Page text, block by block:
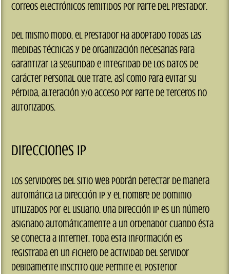
correos electrónicos remitidos por parte del prestador.
Del mismo modo, el prestador ha adoptado todas las
medidas técnicas y de organización necesarias para
garantizar la seguridad e integridad de los datos de
carácter personal que trate, así como para evitar su
pérdida, alteración y/o acceso por parte de terceros no
autorizados.
Direcciones IP
Los servidores del sitio web podrán detectar de manera
automática la dirección IP y el nombre de dominio
utilizados por el usuario. Una dirección IP es un número
asignado automáticamente a un ordenador cuando ésta
se conecta a Internet. Toda esta información es
registrada en un fichero de actividad del servidor
debidamente inscrito que permite el posterior